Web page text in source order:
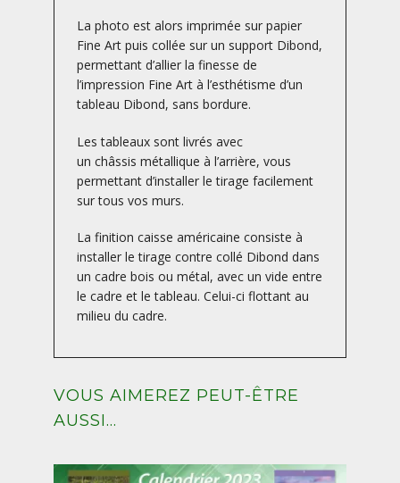
La photo est alors imprimée sur papier
Fine Art puis collée sur un support Dibond,
permettant d’allier la finesse de
l’impression Fine Art à l’esthétisme d’un
tableau Dibond, sans bordure.
Les tableaux sont livrés avec
un châssis métallique à l’arrière, vous
permettant d’installer le tirage facilement
sur tous vos murs.
La finition caisse américaine consiste à
installer le tirage contre collé Dibond dans
un cadre bois ou métal, avec un vide entre
le cadre et le tableau. Celui-ci flottant au
milieu du cadre.
VOUS AIMEREZ PEUT-ÊTRE
AUSSI…